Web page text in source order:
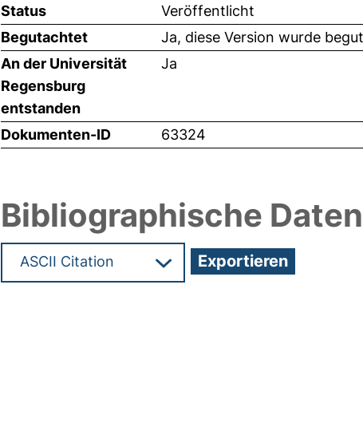
Status
Veröffentlicht
Begutachtet
Ja, diese Version wurde
An der Universität
Regensburg
entstanden
Ja
Dokumenten-ID 63324
Bibliographische